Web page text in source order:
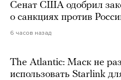
Сенат США одобрил
о санкциях против
6 часов назад
The Atlantic: Маск не
использовать Starlink